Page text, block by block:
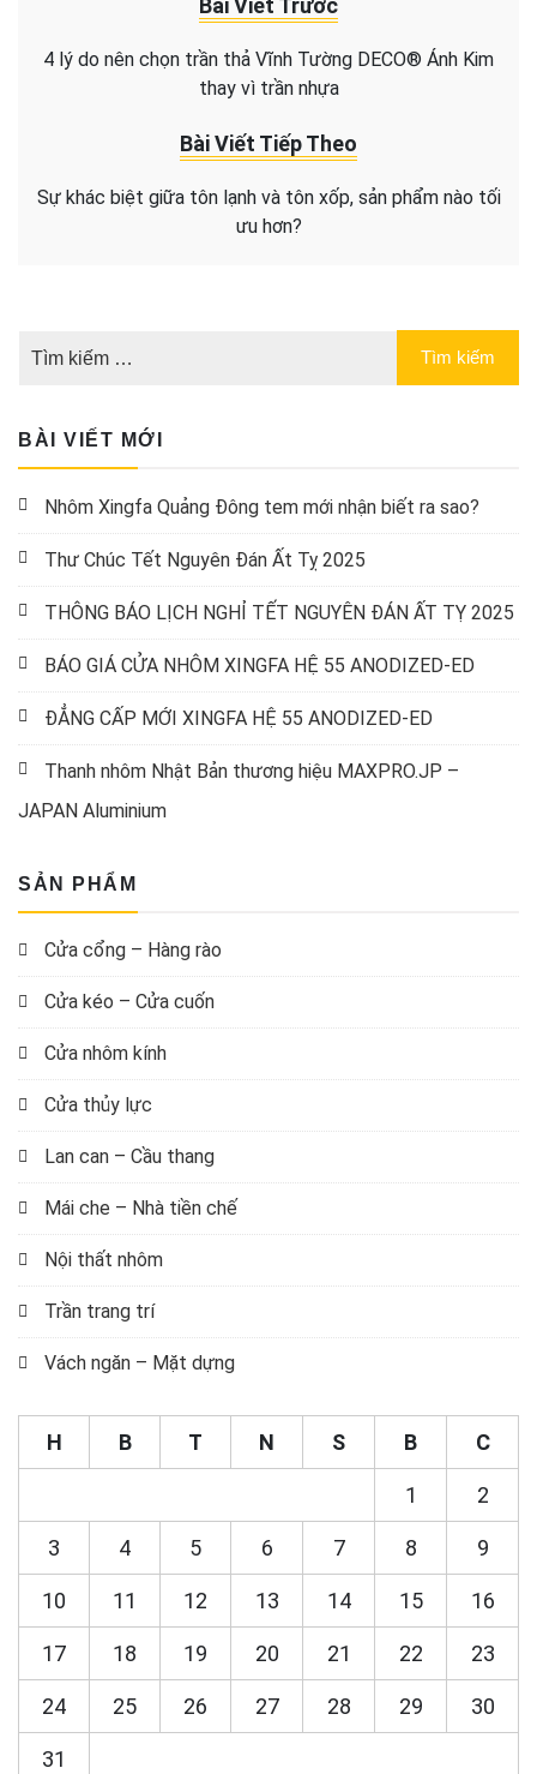
Bài Viết Trước
4 lý do nên chọn trần thả Vĩnh Tường DECO® Ánh Kim
thay vì trần nhựa
Bài Viết Tiếp Theo
Sự khác biệt giữa tôn lạnh và tôn xốp, sản phẩm nào tối
ưu hơn?
BÀI VIẾT MỚI
Nhôm Xingfa Quảng Đông tem mới nhận biết ra sao?
Thư Chúc Tết Nguyên Đán Ất Tỵ 2025
THÔNG BÁO LỊCH NGHỈ TẾT NGUYÊN ĐÁN ẤT TỴ 2025
BÁO GIÁ CỬA NHÔM XINGFA HỆ 55 ANODIZED-ED
ĐẲNG CẤP MỚI XINGFA HỆ 55 ANODIZED-ED
Thanh nhôm Nhật Bản thương hiệu MAXPRO.JP –
JAPAN Aluminium
SẢN PHẨM
Cửa cổng – Hàng rào
Cửa kéo – Cửa cuốn
Cửa nhôm kính
Cửa thủy lực
Lan can – Cầu thang
Mái che – Nhà tiền chế
Nội thất nhôm
Trần trang trí
Vách ngăn – Mặt dựng
H B T N S B C
1 2
3 4 5 6 7 8 9
10 11 12 13 14 15 16
17 18 19 20 21 22 23
24 25 26 27 28 29 30
31